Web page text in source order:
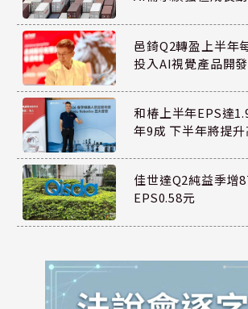
邑錡Q2轉盈上半年
投入AI視覺產品開發
和椿上半年EPS達
年9成 下半年將提
佳世達Q2純益季增
EPS0.58元